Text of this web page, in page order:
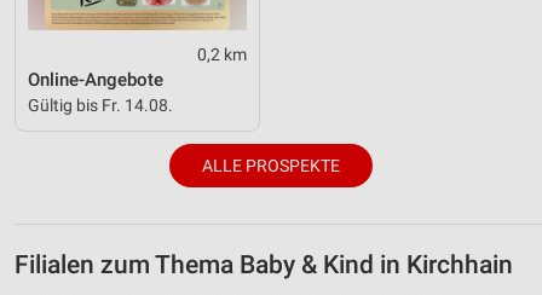
0,2 km
Online-Angebote
Gültig bis Fr. 14.08.
ALLE PROSPEKTE
Filialen zum Thema Baby & Kind in Kirchhain